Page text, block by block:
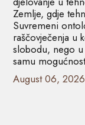
Zemlje, gdje
Suvremeni
raščovječenja u
slobodu, nego
samu
August 06, 2026